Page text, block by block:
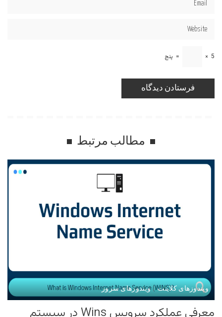
5
×
= پنج
مطالب مرتبط
ویندوزهای کلاینت ویندوزهای سرور
معرفی عملکرد سرویس Wins در سیستم